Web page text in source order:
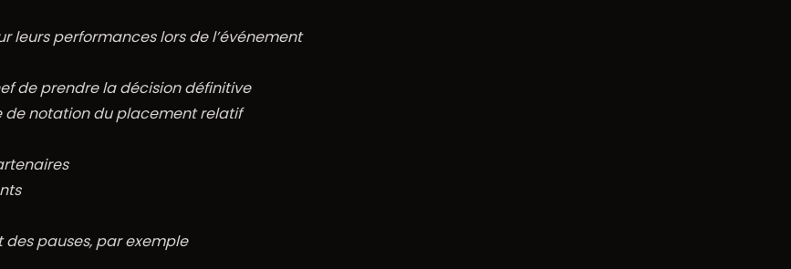
leurs performances lors de l’événement
de prendre la décision définitive
de notation du placement relatif
pauses, par exemple